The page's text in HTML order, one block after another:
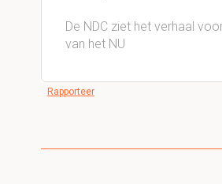
De NDC ziet het verhaal
van het NU
Rapporteer